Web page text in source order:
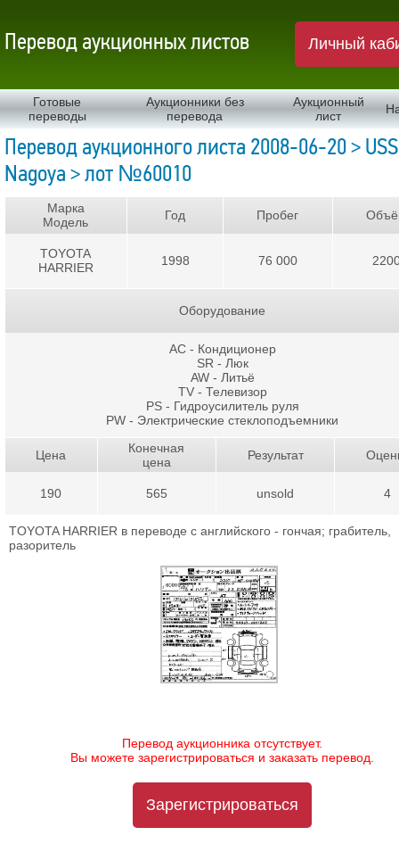
Перевод аукционных листов Личный
Готовые
переводы
Аукционники без
перевода
Аукционный
лист
Перевод аукционного листа 2008-06-20 > USS
Nagoya > лот №60010
Марка
Модель
TOYOTA
HARRIER
Год
1998
Пробег
76 000
Оборудование
AC - Кондиционер
SR - Люк
AW - Литьё
TV - Телевизор
PS - Гидроусилитель руля
PW - Электрические стеклоподъемники
Цена
190
Конечная
цена
565
Результат
unsold 4
TOYOTA HARRIER в переводе с английского - гончая; грабитель,
разоритель
Перевод аукционника отсутствует.
Вы можете зарегистрироваться и заказать перевод.
Зарегистрироваться